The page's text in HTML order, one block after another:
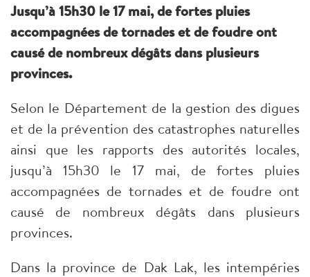
Jusqu’à 15h30 le 17 mai, de fortes pluies
accompagnées de tornades et de foudre ont
causé de nombreux dégâts dans plusieurs
provinces.
Selon le Département de la gestion des digues
et de la prévention des catastrophes naturelles
ainsi que les rapports des autorités locales,
jusqu’à 15h30 le 17 mai, de fortes pluies
accompagnées de tornades et de foudre ont
causé de nombreux dégâts dans plusieurs
provinces.
Dans la province de Dak Lak, les intempéries